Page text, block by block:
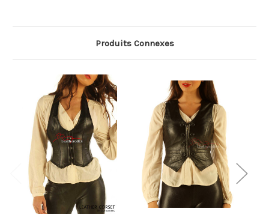
Produits Connexes